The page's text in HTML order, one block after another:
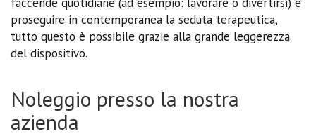
proseguire in contemporanea la seduta terapeutica,
tutto questo è possibile grazie alla grande leggerezza
del dispositivo.
Noleggio presso la nostra
azienda